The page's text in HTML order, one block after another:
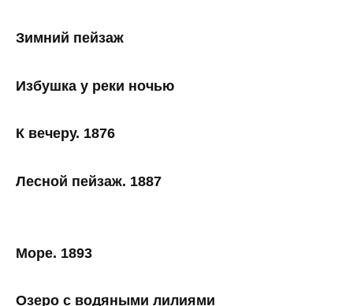
Зимний пейзаж
Избушка у реки ночью
К вечеру. 1876
Лесной пейзаж. 1887
Море. 1893
Озеро с водяными лилиями